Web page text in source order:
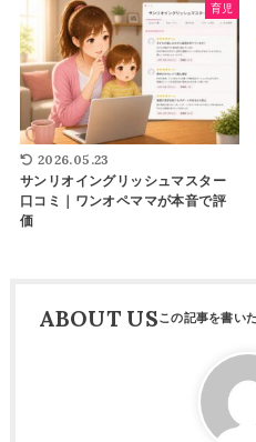
育児
2026.05.23
サンリオイングリッシュマスター
口コミ｜ワンオペママが本音で評
価
ABOUT US